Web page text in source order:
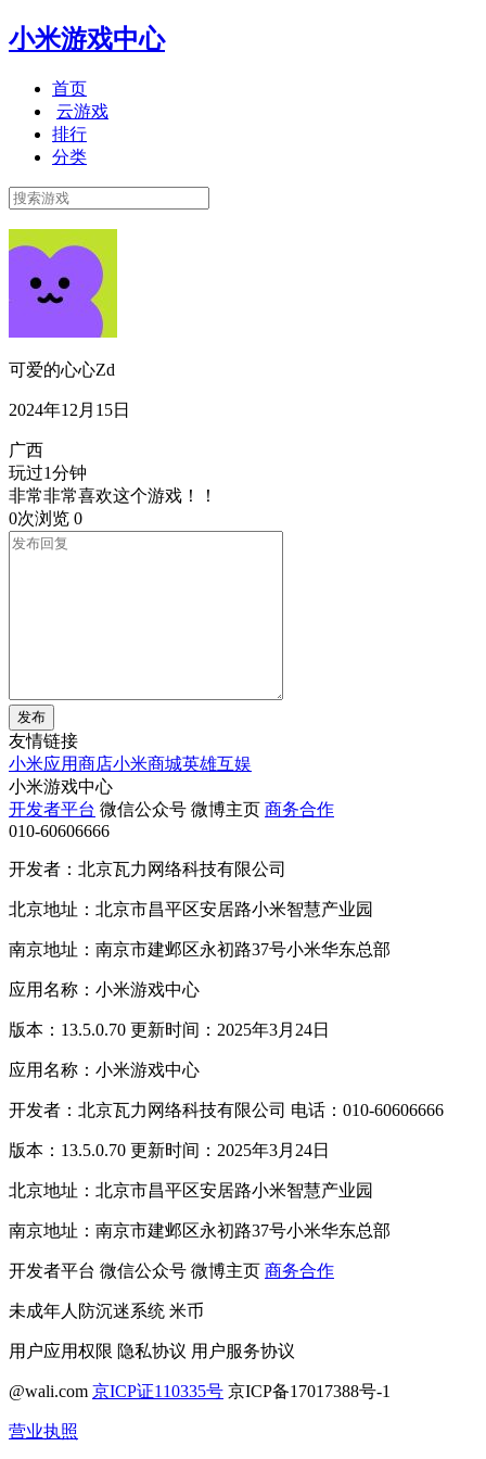
小米游戏中心
首页
云游戏
排行
分类
可爱的心心Zd
2024年12月15日
广西
玩过1分钟
非常非常喜欢这个游戏！！
0次浏览 0
发布
友情链接
小米应用商店小米商城英雄互娱
小米游戏中心
开发者平台 微信公众号 微博主页 商务合作
010-60606666
开发者：北京瓦力网络科技有限公司
北京地址：北京市昌平区安居路小米智慧产业园
南京地址：南京市建邺区永初路37号小米华东总部
应用名称：小米游戏中心
版本：13.5.0.70 更新时间：2025年3月24日
应用名称：小米游戏中心
开发者：北京瓦力网络科技有限公司 电话：010-60606666
版本：13.5.0.70 更新时间：2025年3月24日
北京地址：北京市昌平区安居路小米智慧产业园
南京地址：南京市建邺区永初路37号小米华东总部
开发者平台 微信公众号 微博主页 商务合作
未成年人防沉迷系统 米币
用户应用权限 隐私协议 用户服务协议
@wali.com 京ICP证110335号 京ICP备17017388号-1
营业执照